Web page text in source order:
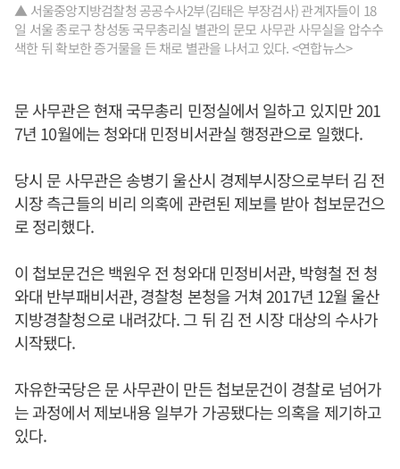
▲ 서울중앙지방검찰청 공공수사2부(김태은 부장검사) 관계자들이 18
일 서울 종로구 창성동 국무총리실 별관의 문모 사무관 사무실을 압수수
색한 뒤 확보한 증거물을 든 채로 별관을 나서고 있다. <연합뉴스>
문 사무관은 현재 국무총리 민정실에서 일하고 있지만 201
7년 10월에는 청와대 민정비서관실 행정관으로 일했다.
당시 문 사무관은 송병기 울산시 경제부시장으로부터 김 전
시장 측근들의 비리 의혹에 관련된 제보를 받아 첩보문건으
로 정리했다.
이 첩보문건은 백원우 전 청와대 민정비서관, 박형철 전 청
와대 반부패비서관, 경찰청 본청을 거쳐 2017년 12월 울산
지방경찰청으로 내려갔다. 그 뒤 김 전 시장 대상의 수사가
시작됐다.
자유한국당은 문 사무관이 만든 첩보문건이 경찰로 넘어가
는 과정에서 제보내용 일부가 가공됐다는 의혹을 제기하고
있다.